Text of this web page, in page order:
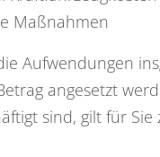
Maßnahmen
Aufwendungen
angesetzt
sind, gilt für